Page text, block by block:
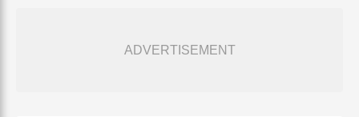
ADVERTISEMENT